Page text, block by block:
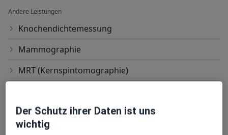
Andere Leistungen
Knochendichtemessung
Mammographie
MRT (Kernspintomographie)
Wie funktioniert die Preisbildung?
Der Schutz ihrer Daten ist uns
wichtig